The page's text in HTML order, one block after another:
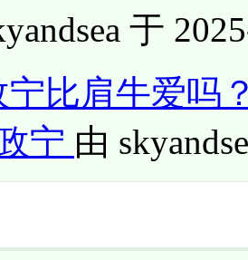
于
宁比肩牛爱吗
宁 由